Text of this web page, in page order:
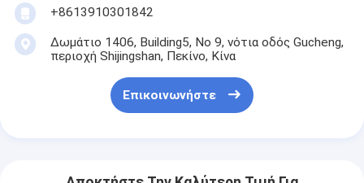
+8613910301842
Δωμάτιο 1406, Building5, Νο 9, νότια οδός Gucheng,
περιοχή Shijingshan, Πεκίνο, Κίνα
Επικοινωνήστε